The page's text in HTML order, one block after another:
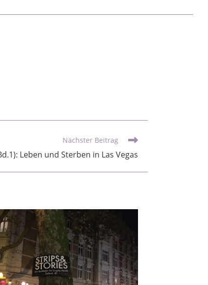
Nächster Beitrag
Leben und Sterben in Las Vegas